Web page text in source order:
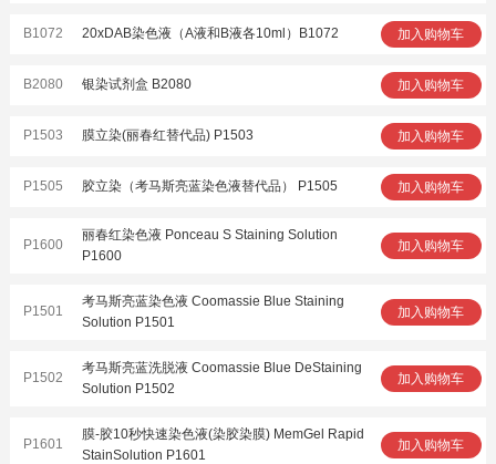
B1072 20xDAB染色液（A液和B液各10ml）B1072 加入购物车
B2080 银染试剂盒 B2080 加入购物车
P1503 膜立染(丽春红替代品) P1503 加入购物车
P1505 胶立染（考马斯亮蓝染色液替代品） P1505 加入购物车
P1600
丽春红染色液 Ponceau S Staining Solution
P1600
加入购物车
P1501
考马斯亮蓝染色液 Coomassie Blue Staining
Solution P1501
加入购物车
P1502
考马斯亮蓝洗脱液 Coomassie Blue DeStaining
Solution P1502
加入购物车
P1601
膜-胶10秒快速染色液(染胶染膜) MemGel Rapid
StainSolution P1601
加入购物车